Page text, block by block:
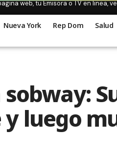
web, tu Emisora o TV en linea,
Nueva York Rep Dom Salud
luego